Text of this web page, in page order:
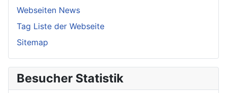
Webseiten News
Tag Liste der Webseite
Sitemap
Besucher Statistik